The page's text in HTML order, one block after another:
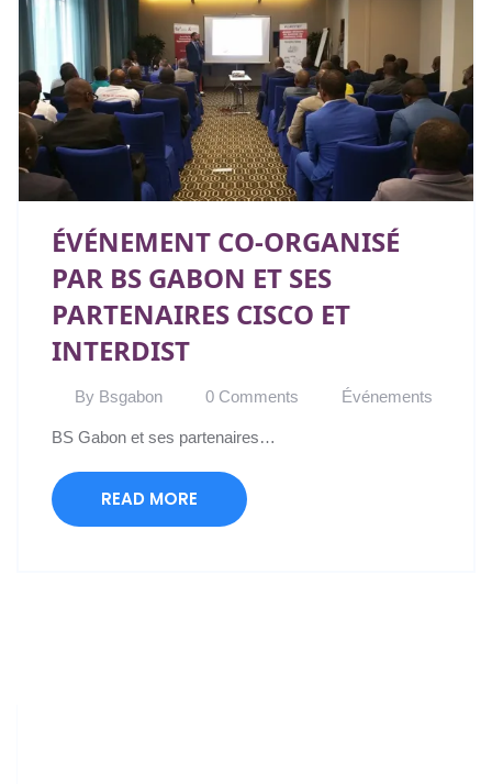
ÉVÉNEMENT CO-ORGANISÉ
PAR BS GABON ET SES
PARTENAIRES CISCO ET
INTERDIST
By Bsgabon 0 Comments Événements
BS Gabon et ses partenaires…
READ MORE